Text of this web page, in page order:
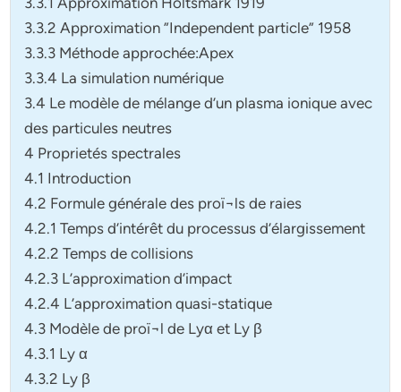
3.3.2 Approximation ”Independent particle” 1958
3.3.3 Méthode approchée:Apex
3.3.4 La simulation numérique
3.4 Le modèle de mélange d’un plasma ionique avec
des particules neutres
4 Proprietés spectrales
4.1 Introduction
4.2 Formule générale des proï¬ls de raies
4.2.1 Temps d’intérêt du processus d’élargissement
4.2.2 Temps de collisions
4.2.3 L’approximation d’impact
4.2.4 L’approximation quasi-statique
4.3 Modèle de proï¬l de Lyα et Ly β
4.3.1 Ly α
4.3.2 Ly β